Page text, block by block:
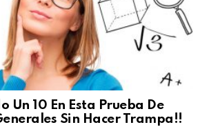
Un 10 En Esta Prueba De
Sin Hacer Trampa!!